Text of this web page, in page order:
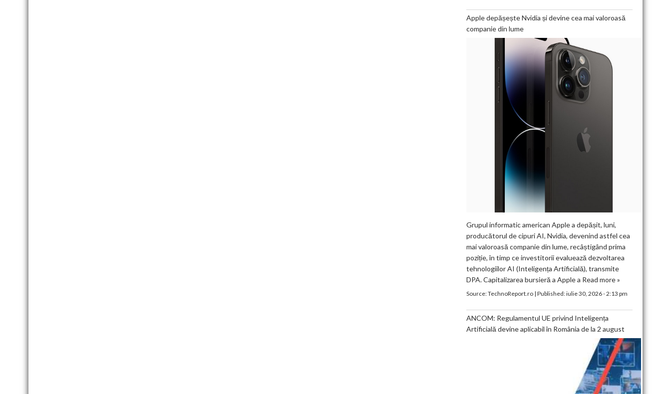
Apple depășește Nvidia și devine cea mai valoroasă
companie din lume
Grupul informatic american Apple a depășit, luni,
producătorul de cipuri AI, Nvidia, devenind astfel cea
mai valoroasă companie din lume, recâștigând prima
poziție, în timp ce investitorii evaluează dezvoltarea
tehnologiilor AI (Inteligența Artificială), transmite
DPA. Capitalizarea bursieră a Apple a Read more »
Source:TechnoReport.ro| Published:iulie 30, 2026 - 2:13 pm
ANCOM: Regulamentul UE privind Inteligența
Artificială devine aplicabil în România de la 2 august